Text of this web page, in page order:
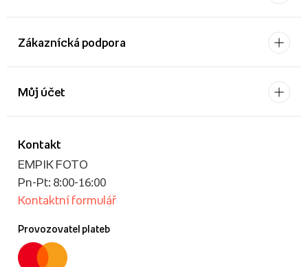
Zákaznícká podpora
Kontakt
EMPIK FOTO
Pn-Pt: 8:00-16:00
Kontaktní formulář
Provozovatel plateb
Můj účet